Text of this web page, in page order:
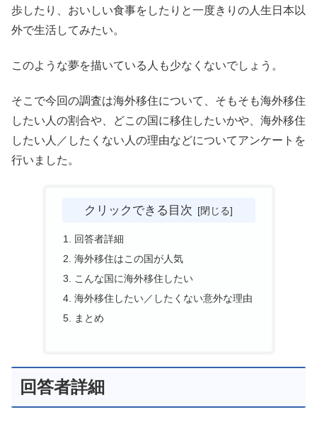
歩したり、おいしい食事をしたりと一度きりの人生日本以
外で生活してみたい。
このような夢を描いている人も少なくないでしょう。
そこで今回の調査は海外移住について、そもそも海外移住
したい人の割合や、どこの国に移住したいかや、海外移住
したい人／したくない人の理由などについてアンケートを
行いました。
クリックできる目次
回答者詳細
海外移住はこの国が人気
こんな国に海外移住したい
海外移住したい／したくない意外な理由
まとめ
回答者詳細